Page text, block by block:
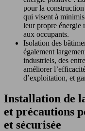
pour la
qui visent à
leur propre énergie
aux occupants.
Isolation des
également
industriels, des
améliorer
d’exploitation, et
Installation de
et précautions
et sécurisée